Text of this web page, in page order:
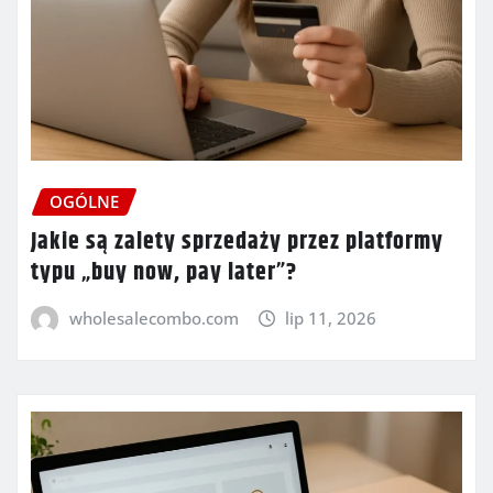
OGÓLNE
Jakie są zalety sprzedaży przez platformy
typu „buy now, pay later”?
wholesalecombo.com lip 11, 2026